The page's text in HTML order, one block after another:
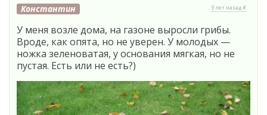
Константин 9 лет назад #
У меня возле дома, на газоне выросли грибы.
Вроде, как опята, но не уверен. У молодых —
ножка зеленоватая, у основания мягкая, но не
пустая. Есть или не есть?)